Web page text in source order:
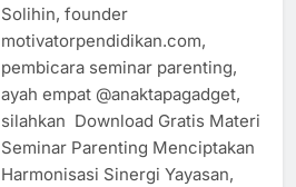
Solihin, founder
motivatorpendidikan.com,
pembicara seminar parenting,
ayah empat @anaktapagadget,
silahkan Download Gratis Materi
Seminar Parenting Menciptakan
Harmonisasi Sinergi Yayasan,